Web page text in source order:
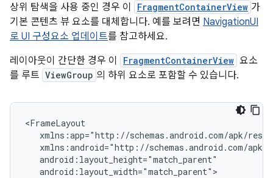
상위 탐색을 사용 중인 경우 이 FragmentContainerView 가
기본 콘텐츠 뷰 요소를 대체합니다. 예를 보려면 NavigationUI
로 UI 구성요소 업데이트를 참고하세요.
레이아웃이 간단한 경우 이
FragmentContainerView 요소
를 루트 ViewGroup 의 하위 요소로 포함할 수 있습니다.
android:layout_width="match_parent">